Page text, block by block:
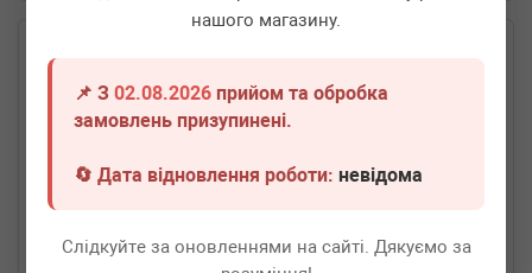
нашого магазину.
📌 З02.08.2026 прийом та обробка
замовлень призупинені.
🔄 Дата відновлення роботи:невідома
Слідкуйте за оновленнями на сайті. Дякуємо за